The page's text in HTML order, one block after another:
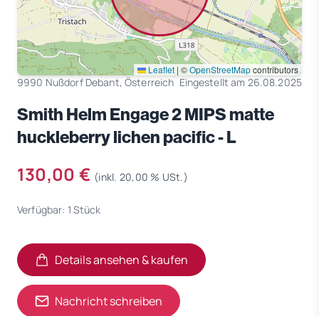
Leaflet | ©OpenStreetMapcontributors
9990 Nußdorf Debant, Österreich Eingestellt am 26.08.2025
Smith Helm Engage 2 MIPS matte
huckleberry lichen pacific - L
130,00 € (inkl. 20,00 % USt.)
Verfügbar: 1 Stück
Details ansehen & kaufen
(öffnet in neuem Tab)
(öffnet in neuem Tab)
Nachricht schreiben